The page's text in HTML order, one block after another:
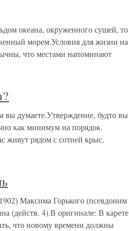
океана, окруженного сушей, то
морем.Условия для жизни на
что местами напоминают
вы думаете.Утверждение, будто вы
как минимум на порядок.
живут рядом с сотней крыс,
Максима Горького (псевдоним
(действ. 4).В оригинале: В карете
что новому времени должны